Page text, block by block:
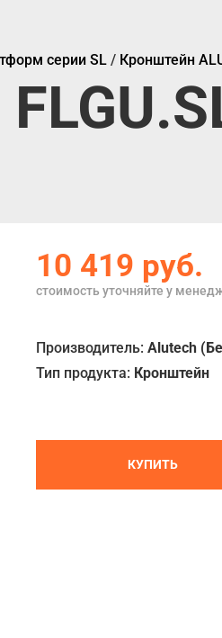
серии SL / Кронштейн
10 419 руб.
стоимость уточняйте у
Производитель:Alutech
Тип продукта: Кронштейн
КУПИТЬ